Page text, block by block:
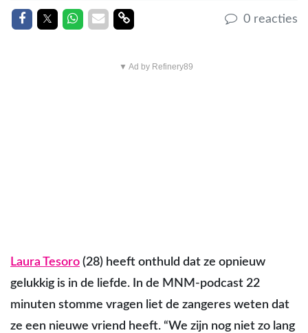
Delen op Facebook
Delen op Twitter
Delen op Whatsapp
Delen via Mail
Delen link 0 reacties
▼ Ad by Refinery89
Laura Tesoro (28) heeft onthuld dat ze opnieuw
gelukkig is in de liefde. In de MNM-podcast 22
minuten stomme vragen liet de zangeres weten dat
ze een nieuwe vriend heeft. “We zijn nog niet zo lang